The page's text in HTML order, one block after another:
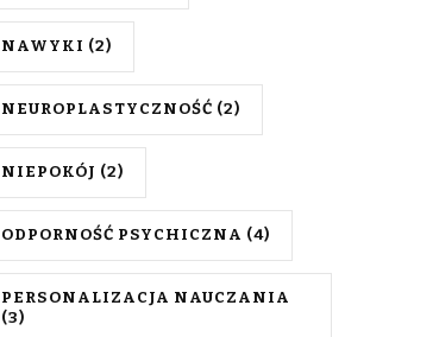
NAWYKI (2)
NEUROPLASTYCZNOŚĆ (2)
NIEPOKÓJ (2)
ODPORNOŚĆ PSYCHICZNA (4)
PERSONALIZACJA NAUCZANIA
(3)